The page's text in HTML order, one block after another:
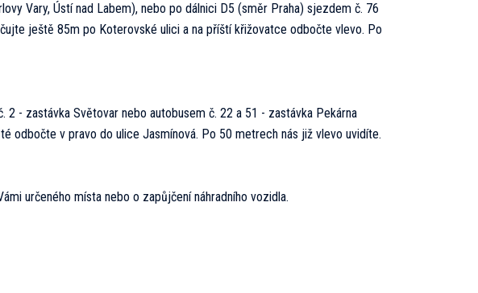
Vary, Ústí nad Labem), nebo po dálnici D5 (směr Praha) sjezdem č. 76
ještě 85m po Koterovské ulici a na příští křižovatce odbočte vlevo. Po
- zastávka Světovar nebo autobusem č. 22 a 51 - zastávka Pekárna
v pravo do ulice Jasmínová. Po 50 metrech nás již vlevo uvidíte.
určeného místa nebo o zapůjčení náhradního vozidla.